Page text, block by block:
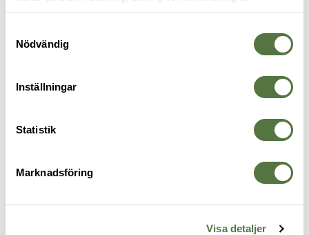
personuppgifter kan användas för personalisering av
Nödvändig
Inställningar
Statistik
Marknadsföring
Visa detaljer
SNUGPAK
PACKFICKOR